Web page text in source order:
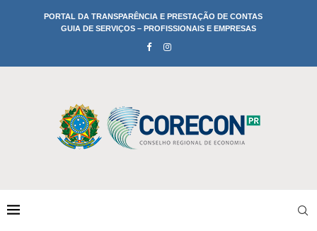
PORTAL DA TRANSPARÊNCIA E PRESTAÇÃO DE CONTAS
GUIA DE SERVIÇOS – PROFISSIONAIS E EMPRESAS